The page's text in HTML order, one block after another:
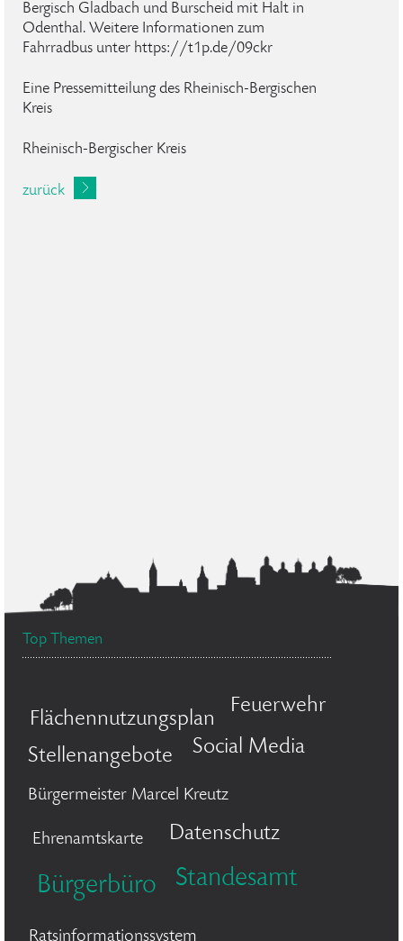
Bergisch Gladbach und Burscheid mit Halt in
Odenthal. Weitere Informationen zum
Fahrradbus unter https://t1p.de/09ckr
Eine Pressemitteilung des Rheinisch-Bergischen
Kreis
Rheinisch-Bergischer Kreis
zurück
Top Themen
Flächennutzungsplan
Feuerwehr
Stellenangebote Social Media
Bürgermeister Marcel Kreutz
Ehrenamtskarte Datenschutz
Bürgerbüro Standesamt
Ratsinformationssystem